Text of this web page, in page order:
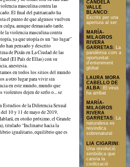
masculina contra las
El final del patriarcado ha
el punto de que algunos vuelven
aunque demasiado tarde.
la violencia masculina contra
ya que utopía es un “no lugar”
han pensado y descrito
de Pizán en La Ciudad de las
(El País de Ellas) con su
anestesia.
en todos los sitios del mundo
a otro lugar para vivir sin
en este mundo, mundo que
violentos dejen de serlo o... se
Estudios de la Diferencia Sexual
10 y 11 de mayo de 2019,
en otoño próximo, el Grande
titulado “Inclinarse hacia la
igualitario, equilibrio que es
CANDELA
VALLE
BLANCO:
Escrits per una
apertura al ser
MARÍA-
MILAGROS
RIVERA
GARRETAS:
La
pandèmia com a
oportunitat
d'enteniment
global
LAURA MORA
CABELLO DE
ALBA: El virus
ha arribat
MARÍA-
MILAGROS
RIVERA
GARRETAS: La
naturalesa es
reivindica
sobrenatural
LIA CIGARINI :
Una revolució
simbólica que
canvia la
civilització